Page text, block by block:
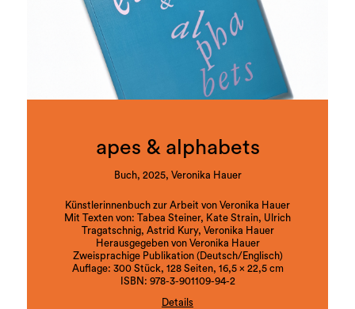
apes & alphabets
Buch, 2025, Veronika Hauer
Künstlerinnenbuch zur Arbeit von Veronika Hauer
Mit Texten von: Tabea Steiner, Kate Strain, Ulrich
Tragatschnig, Astrid Kury, Veronika Hauer
Herausgegeben von Veronika Hauer
Zweisprachige Publikation (Deutsch/Englisch)
Auflage: 300 Stück, 128 Seiten, 16,5 x 22,5 cm
ISBN: 978-3-901109-94-2
Details